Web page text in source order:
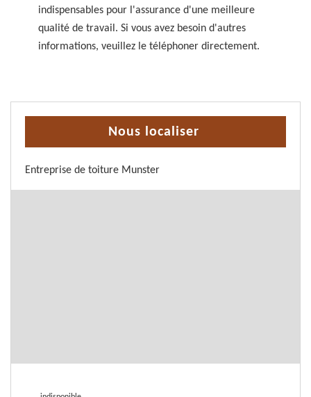
indispensables pour l'assurance d'une meilleure
qualité de travail. Si vous avez besoin d'autres
informations, veuillez le téléphoner directement.
Nous localiser
Entreprise de toiture Munster